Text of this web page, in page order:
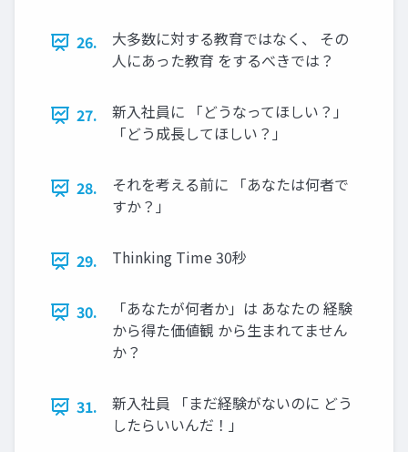
26.
大多数に対する教育ではなく、 その
人にあった教育 をするべきでは？
27.
新入社員に 「どうなってほしい？」
「どう成長してほしい？」
28.
それを考える前に 「あなたは何者で
すか？」
29. Thinking Time 30秒
30.
「あなたが何者か」は あなたの 経験
から得た価値観 から生まれてません
か？
31.
新入社員 「まだ経験がないのに どう
したらいいんだ！」